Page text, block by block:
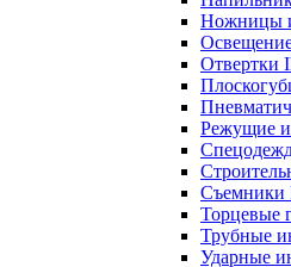
Ножницы
Отвертки
Режущие
Съемники
Торцевые
Трубные
Ударные